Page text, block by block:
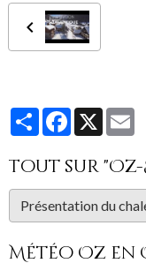
PartagerFacebook
X
Tout sur "Oz-
Météo Oz en